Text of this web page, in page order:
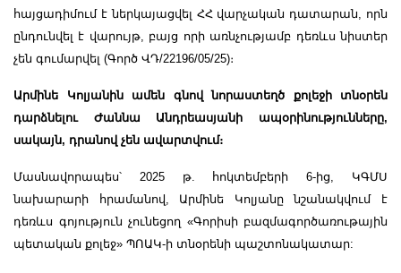
հայցադիմում է ներկայացվել ՀՀ վարչական դատարան, որն
ընդունվել է վարույթ, բայց որի առնչությամբ դեռևս նիստեր
չեն գումարվել (Գործ ՎԴ/22196/05/25)։
Արմինե Կոլյանին ամեն գնով նորաստեղծ քոլեջի տնօրեն
դարձնելու Ժաննա Անդրեասյանի ապօրինությունները,
սակայն, դրանով չեն ավարտվում։
Մասնավորապես՝ 2025 թ. հոկտեմբերի 6-ից, ԿԳՄՍ
նախարարի հրամանով, Արմինե Կոլյանը նշանակվում է
դեռևս գոյություն չունեցող «Գորիսի բազմագործառութային
պետական քոլեջ» ՊՈԱԿ-ի տնօրենի պաշտոնակատար: